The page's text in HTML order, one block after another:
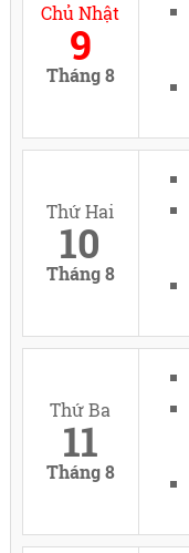
Chủ Nhật
9
Tháng 8
Thứ Hai
10
Tháng 8
Thứ Ba
11
Tháng 8